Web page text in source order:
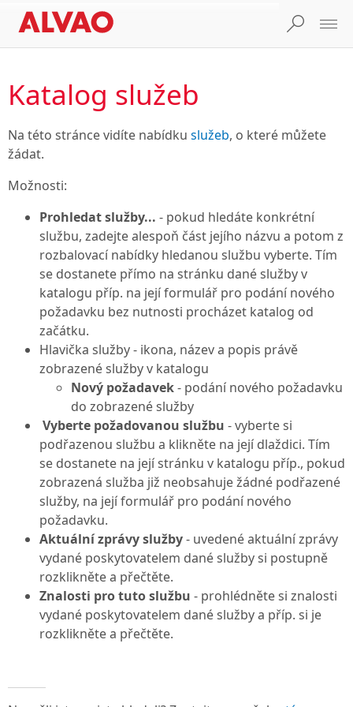
Katalog služeb
Na této stránce vidíte nabídku služeb, o které můžete
žádat.
Možnosti:
Prohledat služby... - pokud hledáte konkrétní
službu, zadejte alespoň část jejího názvu a potom z
rozbalovací nabídky hledanou službu vyberte. Tím
se dostanete přímo na stránku dané služby v
katalogu příp. na její formulář pro podání nového
požadavku bez nutnosti procházet katalog od
začátku.
Hlavička služby - ikona, název a popis právě
zobrazené služby v katalogu
Nový požadavek- podání nového požadavku
do zobrazené služby
Vyberte požadovanou službu - vyberte si
podřazenou službu a klikněte na její dlaždici. Tím
se dostanete na její stránku v katalogu příp., pokud
zobrazená služba již neobsahuje žádné podřazené
služby, na její formulář pro podání nového
požadavku.
Aktuální zprávy služby- uvedené aktuální zprávy
vydané poskytovatelem dané služby si postupně
rozklikněte a přečtěte.
Znalosti pro tuto službu - prohlédněte si znalosti
vydané poskytovatelem dané služby a příp. si je
rozklikněte a přečtěte.